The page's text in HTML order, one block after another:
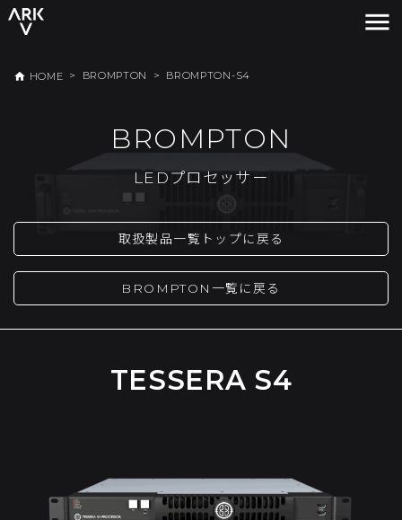
menu
home HOME > BROMPTON > BROMPTON-S4
BROMPTON
LEDプロセッサー
取扱製品一覧トップに戻る
BROMPTON一覧に戻る
TESSERA S4